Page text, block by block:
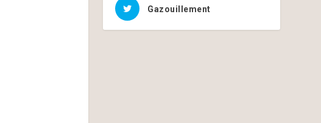
Gazouillement